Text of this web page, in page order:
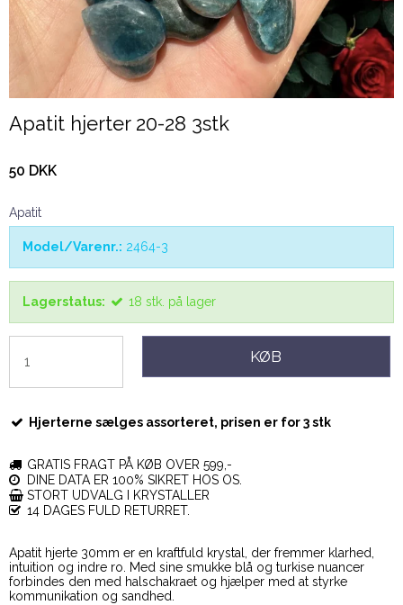
Apatit hjerter 20-28 3stk
50 DKK
Apatit
Model/Varenr.: 2464-3
Lagerstatus: 18 stk. på lager
KØB
Hjerterne sælges assorteret, prisen er for 3 stk
GRATIS FRAGT PÅ KØB OVER 599,-
DINE DATA ER 100% SIKRET HOS OS.
STORT UDVALG I KRYSTALLER
14 DAGES FULD RETURRET.
Apatit hjerte 30mm er en kraftfuld krystal, der fremmer klarhed,
intuition og indre ro. Med sine smukke blå og turkise nuancer
forbindes den med halschakraet og hjælper med at styrke
kommunikation og sandhed.